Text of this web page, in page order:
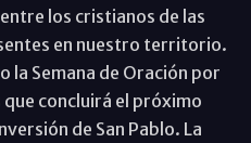
los cristianos de las
en nuestro territorio.
la Semana de Oración por
concluirá el próximo
de San Pablo. La